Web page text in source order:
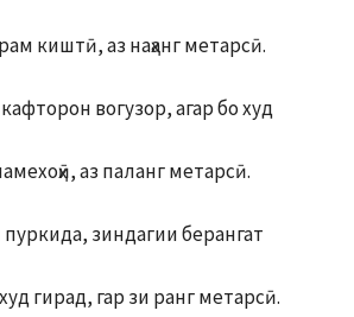
киштӣ, аз наҳанг метарсӣ.
вогузор, агар бо худ
аз паланг метарсӣ.
зиндагии берангат
гирад, гар зи ранг метарсӣ.